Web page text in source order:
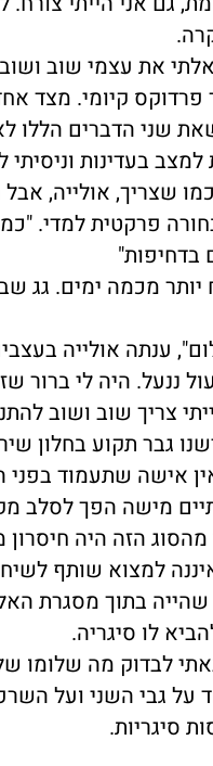
את עצמי שוב
קיומי. מצד
שני הדברים הללו
בעדינות
שצריך, אולייה,
פרקטית למדי.
בדחיפות"
יותר מכמה ימים. גג
ענתה אולייה
ננעל. היה לי ברור
צריך שוב ושוב
גבר תקוע בחלון
אישה שתעמוד
מישה הפך לסלב
הזה היה
למצוא שותף
בתוך מסגרת
לו סיגריה.
לבדוק מה שלומו
גבי השני ועל
סיגריות.